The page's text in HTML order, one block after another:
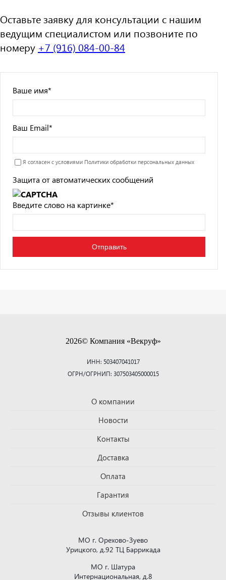
Оставьте заявку для консультации с нашим
ведущим специалистом или позвоните по
номеру +7 (916) 084-00-84
Ваше имя*
Ваш Email*
Я согласен с условиями Политики обработки персональных данных
Защита от автоматических сообщений
Введите слово на картинке*
2026© Компания «Векруф»
ИНН: 503407041017
ОГРН/ОГРНИП: 307503405000015
О компании
Новости
Контакты
Доставка
Оплата
Гарантия
Отзывы клиентов
МО г. Орехово-Зуево
Урицкого, д.92 ТЦ Баррикада
МО г. Шатура
Интернациональная, д.8